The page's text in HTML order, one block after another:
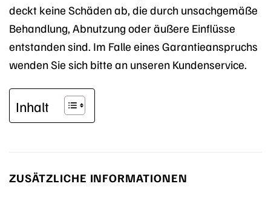
deckt keine Schäden ab, die durch unsachgemäße
Behandlung, Abnutzung oder äußere Einflüsse
entstanden sind. Im Falle eines Garantieanspruchs
wenden Sie sich bitte an unseren Kundenservice.
Inhalt
ZUSÄTZLICHE INFORMATIONEN